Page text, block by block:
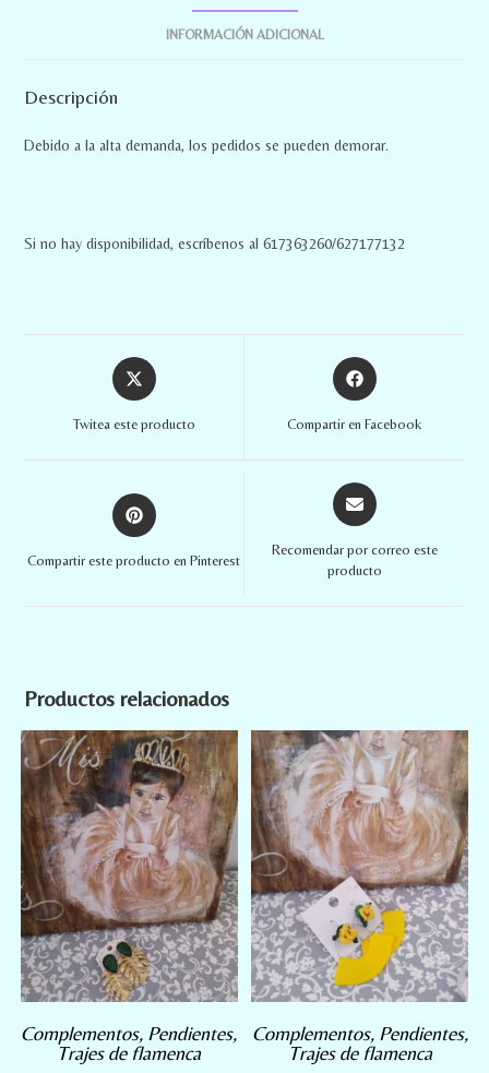
INFORMACIÓN ADICIONAL
Descripción
Debido a la alta demanda, los pedidos se pueden demorar.
Si no hay disponibilidad, escríbenos al 617363260/627177132
Twitea este producto Compartir en Facebook
Compartir este producto en Pinterest
Recomendar por correo este
producto
Productos relacionados
Complementos, Pendientes,
Trajes de flamenca
Complementos, Pendientes,
Trajes de flamenca